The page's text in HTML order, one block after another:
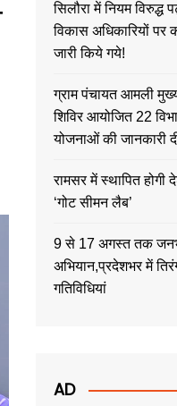
सिलौरा में नियम विरुद्ध
विकास अधिकारियों पर
जारी किये गये!
ग्राम पंचायत आमली
शिविर आयोजित 22
योजनाओं की जानकारी
रामसर में स्थापित
‘गोट सीमन लैब’
9 से 17 अगस्त तक
अभियान,प्रदेशभर में
गतिविधियां
AD